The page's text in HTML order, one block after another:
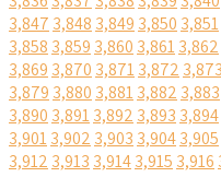
3,847 3,848 3,849 3,850 3,851
3,858 3,859 3,860 3,8613,862
3,869 3,870 3,8713,872 3,873
3,879 3,880 3,8813,882 3,883
3,890 3,8913,892 3,893 3,894
3,9013,902 3,903 3,9043,905
3,912 3,913 3,9143,915 3,916